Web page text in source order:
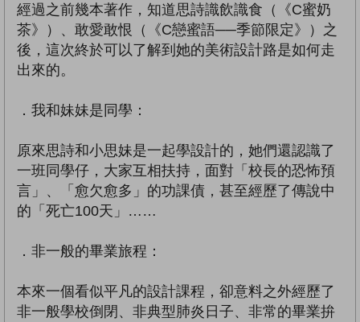
經過之前幾本著作，知道思詩識飲識食（《C蜜奶
茶》）、敢愛敢恨（《C戀蜜語──季節限定》）之
後，這次終於可以了解到她的美術設計路是如何走
出來的。
．我和妹妹是同學：
原來思詩和小思妹是一起學設計的，她們還認識了
一班同學仔，大家互相扶持，面對「校長的恐怖預
言」、「愈欠愈多」的功課債，甚至經歷了傳說中
的「死亡100天」……
．非一般的畢業旅程：
本來一個看似平凡的設計課程，卻意料之外經歷了
非一般學校倒閉、非典型肺炎日子、非常的畢業拚